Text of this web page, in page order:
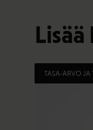
TASA-ARVO JA